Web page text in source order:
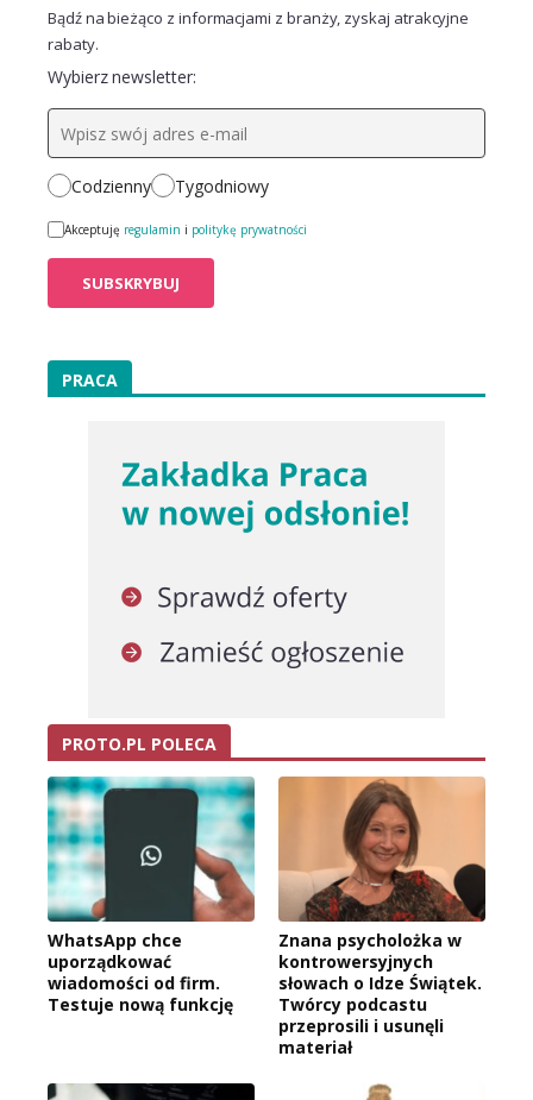
Bądź na bieżąco z informacjami z branży, zyskaj atrakcyjne
rabaty.
Wybierz newsletter:
Codzienny Tygodniowy
Akceptuję regulamin i politykę prywatności
PRACA
PROTO.PL POLECA
WhatsApp chce
uporządkować
wiadomości od firm.
Testuje nową funkcję
Znana psycholożka w
kontrowersyjnych
słowach o Idze Świątek.
Twórcy podcastu
przeprosili i usunęli
materiał